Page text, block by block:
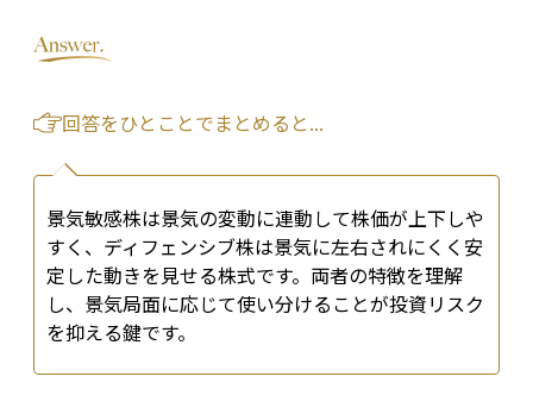
回答をひとことでまとめると...
景気敏感株は景気の変動に連動して株価が上下しや
すく、ディフェンシブ株は景気に左右されにくく安
定した動きを見せる株式です。両者の特徴を理解
し、景気局面に応じて使い分けることが投資リスク
を抑える鍵です。